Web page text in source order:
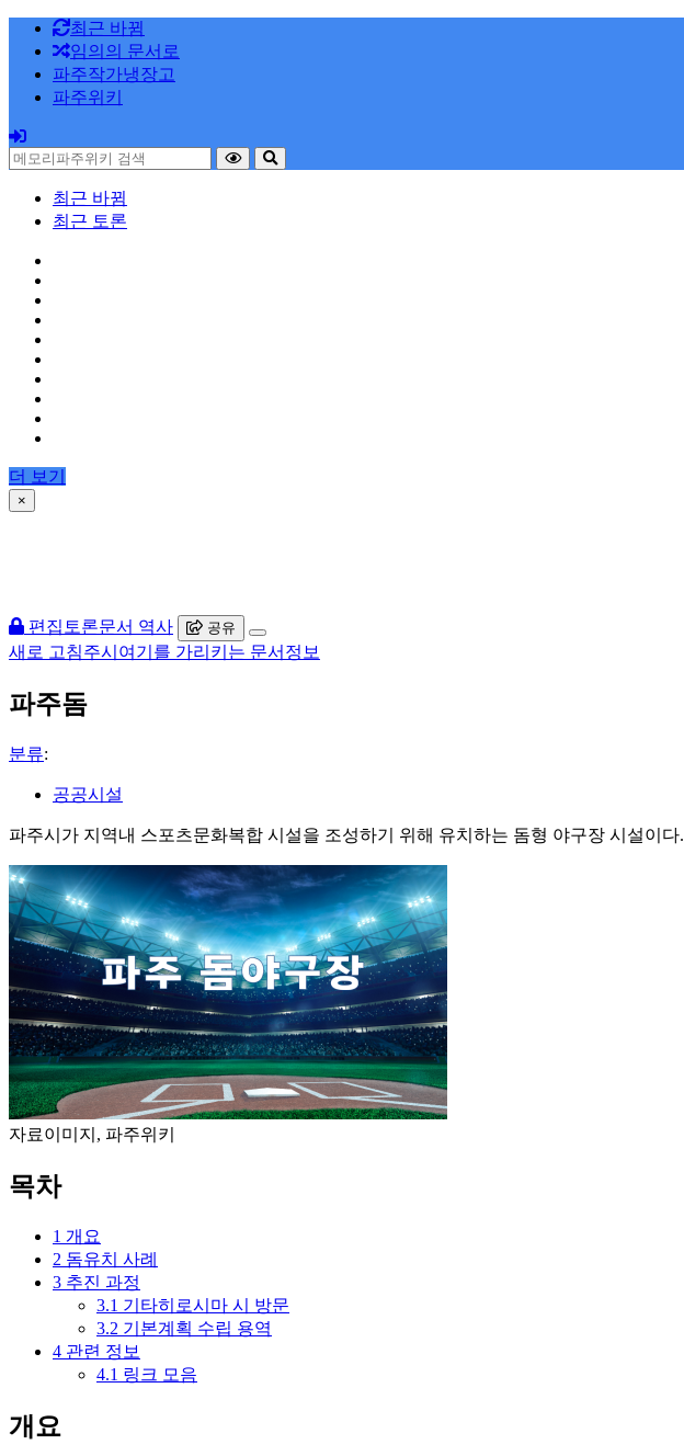
최근 바뀜
임의의 문서로
파주작가냉장고
파주위키
최근 바뀜
최근 토론
더 보기
×
편집 토론문서 역사 공유
새로 고침주시 여기를 가리키는 문서 정보
파주돔
분류:
공공시설
파주시가 지역내 스포츠문화복합 시설을 조성하기 위해 유치하는 돔형 야구장 시설이다.
자료이미지, 파주위키
목차
1 개요
2 돔유치 사례
3 추진 과정
3.1 기타히로시마 시 방문
3.2 기본계획 수립 용역
4 관련 정보
4.1 링크 모음
개요